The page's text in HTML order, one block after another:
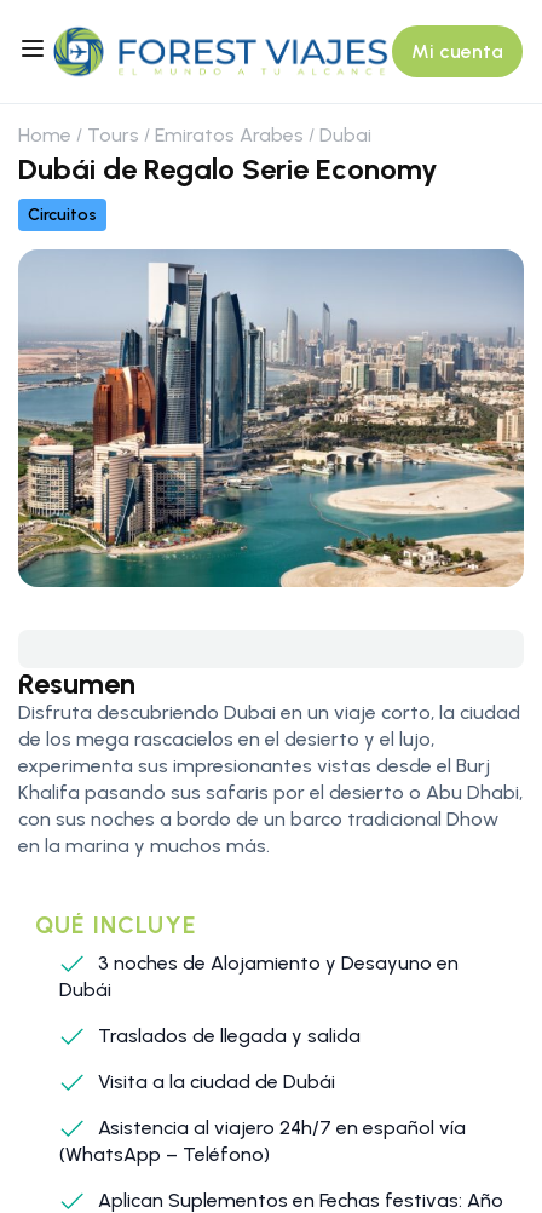
Mi cuenta
Home Tours Emiratos Arabes Dubai
Dubái de Regalo Serie Economy
Circuitos
Resumen
Disfruta descubriendo Dubai en un viaje corto, la ciudad
de los mega rascacielos en el desierto y el lujo,
experimenta sus impresionantes vistas desde el Burj
Khalifa pasando sus safaris por el desierto o Abu Dhabi,
con sus noches a bordo de un barco tradicional Dhow
en la marina y muchos más.
QUÉ INCLUYE
3 noches de Alojamiento y Desayuno en
Dubái
Traslados de llegada y salida
Visita a la ciudad de Dubái
Asistencia al viajero 24h/7 en español vía
(WhatsApp – Teléfono)
Aplican Suplementos en Fechas festivas: Año